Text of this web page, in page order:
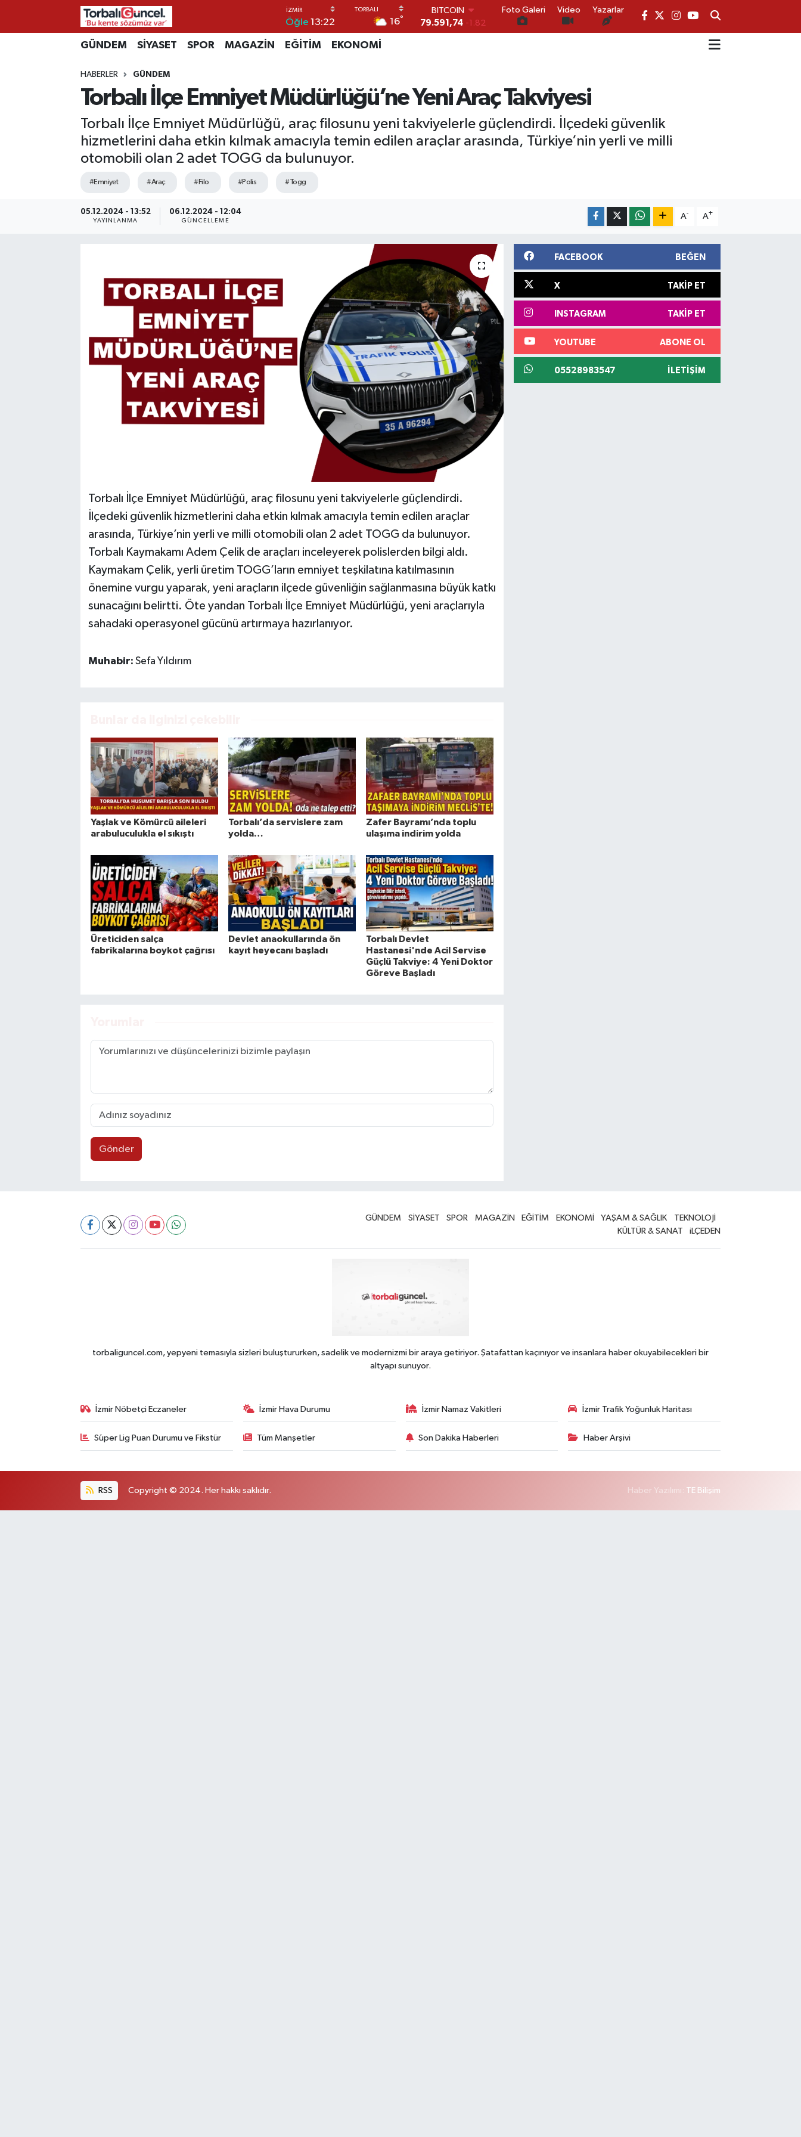
Öğle 13:22 16°
79.591,74
DOLAR
61,60380 0.18
G.ALTIN
BİST100
14.598,00 0
Foto Galeri Video Yazarlar
GÜNDEM SİYASET SPOR MAGAZİN EĞİTİM EKONOMİ
HABERLER GÜNDEM
Torbalı İlçe Emniyet Müdürlüğü’ne Yeni Araç Takviyesi
Torbalı İlçe Emniyet Müdürlüğü, araç filosunu yeni takviyelerle güçlendirdi. İlçedeki güvenlik
hizmetlerini daha etkin kılmak amacıyla temin edilen araçlar arasında, Türkiye’nin yerli ve milli
otomobili olan 2 adet TOGG da bulunuyor.
#Emniyet #Araç #Filo #Polis #Togg
05.12.2024 - 13:52
YAYINLANMA
06.12.2024 - 12:04
GÜNCELLEME
A- A+
Torbalı İlçe Emniyet Müdürlüğü, araç filosunu yeni takviyelerle güçlendirdi.
İlçedeki güvenlik hizmetlerini daha etkin kılmak amacıyla temin edilen araçlar
arasında, Türkiye’nin yerli ve milli otomobili olan 2 adet TOGG da bulunuyor.
Torbalı Kaymakamı Adem Çelik de araçları inceleyerek polislerden bilgi aldı.
Kaymakam Çelik, yerli üretim TOGG’ların emniyet teşkilatına katılmasının
önemine vurgu yaparak, yeni araçların ilçede güvenliğin sağlanmasına büyük katkı
sunacağını belirtti. Öte yandan Torbalı İlçe Emniyet Müdürlüğü, yeni araçlarıyla
sahadaki operasyonel gücünü artırmaya hazırlanıyor.
Muhabir: Sefa Yıldırım
Yaşlak ve Kömürcü aileleri
arabuluculukla el sıkıştı
Torbalı’da servislere zam
yolda…
Zafer Bayramı’nda toplu
ulaşıma indirim yolda
Üreticiden salça
fabrikalarına boykot çağrısı
Devlet anaokullarında ön
kayıt heyecanı başladı
Torbalı Devlet
Hastanesi'nde Acil Servise
Güçlü Takviye: 4 Yeni Doktor
Göreve Başladı
Gönder
FACEBOOK BEĞEN
X TAKIP ET
INSTAGRAM TAKIP ET
YOUTUBE ABONE OL
05528983547 İLETIŞIM
GÜNDEM SİYASET SPOR MAGAZİN EĞİTİM EKONOMİ YAŞAM & SAĞLIK
TEKNOLOJİ
KÜLTÜR & SANAT
iLÇEDEN
torbaliguncel.com, yepyeni temasıyla sizleri buluştururken, sadelik ve modernizmi bir araya getiriyor. Şatafattan kaçınıyor ve insanlara haber okuyabilecekleri bir
altyapı sunuyor.
İzmir Nöbetçi Eczaneler İzmir Hava Durumu İzmir Namaz Vakitleri İzmir Trafik Yoğunluk Haritası
Süper Lig Puan Durumu ve Fikstür Tüm Manşetler Son Dakika Haberleri Haber Arşivi
RSS Copyright © 2024. Her hakkı saklıdır. Haber Yazılımı: TE Bilişim
İzmir Nöbetçi Eczaneler
İzmir Hava Durumu
İzmir Namaz Vakitleri
İzmir Trafik Yoğunluk Haritası